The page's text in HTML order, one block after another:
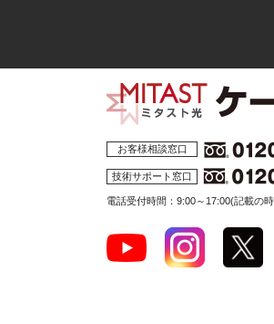
お客様相談窓口
技術サポート窓口
電話受付時間：9:00～17:00(記載の